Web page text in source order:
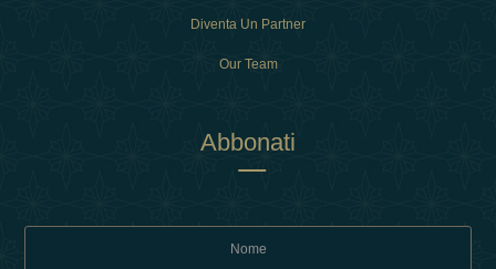
Diventa Un Partner
Our Team
Abbonati